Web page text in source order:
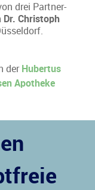
drei Partner-
Dr. Christoph
der Hubertus
Apotheke